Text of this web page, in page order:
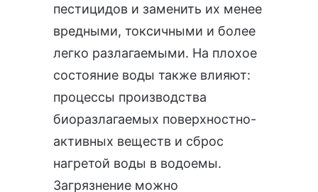
пестицидов и заменить их менее
вредными, токсичными и более
легко разлагаемыми. На плохое
состояние воды также влияют:
процессы производства
биоразлагаемых поверхностно-
активных веществ и сброс
нагретой воды в водоемы.
Загрязнение можно